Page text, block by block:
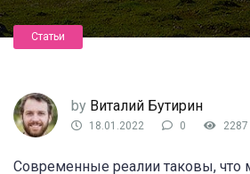
Статьи
by Виталий Бутирин
18.01.2022 0 2287
Современные реалии таковы, что